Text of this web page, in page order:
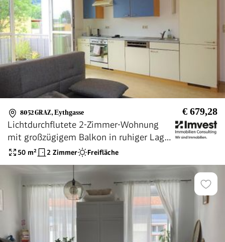
8052 GRAZ, Eythgasse € 679,28
Lichtdurchflutete 2-Zimmer-Wohnung
mit großzügigem Balkon in ruhiger Lage -
Provisionsfrei!
50 m² 2 Zimmer Freifläche